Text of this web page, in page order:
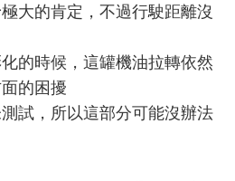
大的肯定，不過行駛距離沒
的時候，這罐機油拉轉依然
的困擾
試，所以這部分可能沒辦法